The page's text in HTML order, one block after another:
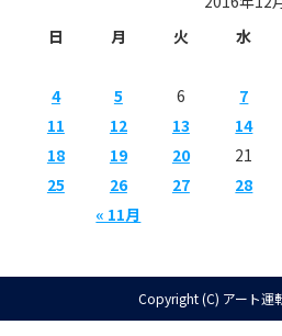
日
月 火 水
« 11月
4
5 6 7
11
12 13 14
18
19 20 21
25
26 27 28
Copyright (C) アート運